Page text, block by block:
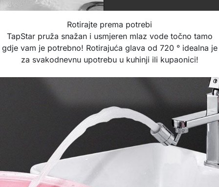
Rotirajte prema potrebi
TapStar pruža snažan i usmjeren mlaz vode točno tamo
gdje vam je potrebno! Rotirajuća glava od 720 ° idealna je
za svakodnevnu upotrebu u kuhinji ili kupaonici!